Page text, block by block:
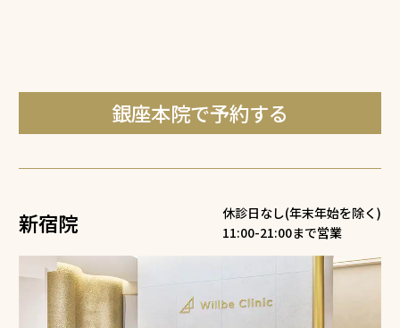
銀座本院で予約する
新宿院
休診日なし(年末年始を除く)
11:00-21:00まで営業